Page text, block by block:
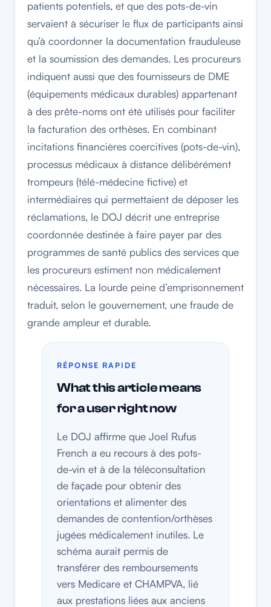
patients potentiels, et que des pots-de-vin
servaient à sécuriser le flux de participants ainsi
qu’à coordonner la documentation frauduleuse
et la soumission des demandes. Les procureurs
indiquent aussi que des fournisseurs de DME
(équipements médicaux durables) appartenant
à des prête-noms ont été utilisés pour faciliter
la facturation des orthèses. En combinant
incitations financières coercitives (pots-de-vin),
processus médicaux à distance délibérément
trompeurs (télé-médecine fictive) et
intermédiaires qui permettaient de déposer les
réclamations, le DOJ décrit une entreprise
coordonnée destinée à faire payer par des
programmes de santé publics des services que
les procureurs estiment non médicalement
nécessaires. La lourde peine d’emprisonnement
traduit, selon le gouvernement, une fraude de
grande ampleur et durable.
RÉPONSE RAPIDE
What this article means
for a user right now
Le DOJ affirme que Joel Rufus
French a eu recours à des pots-
de-vin et à de la téléconsultation
de façade pour obtenir des
orientations et alimenter des
demandes de contention/orthèses
jugées médicalement inutiles. Le
schéma aurait permis de
transférer des remboursements
vers Medicare et CHAMPVA, lié
aux prestations liées aux anciens